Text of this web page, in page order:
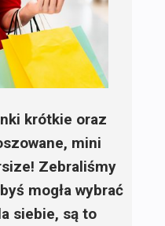
krótkie oraz
mini
Zebraliśmy
byś mogła wybrać
siebie, są to